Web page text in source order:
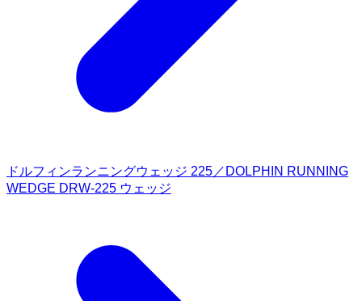
ドルフィンランニングウェッジ 225／DOLPHIN RUNNING
WEDGE DRW-225 ウェッジ